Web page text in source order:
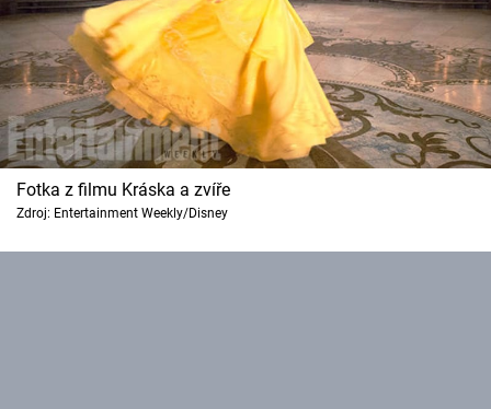
Fotka z filmu Kráska a zvíře
Zdroj: Entertainment Weekly/Disney